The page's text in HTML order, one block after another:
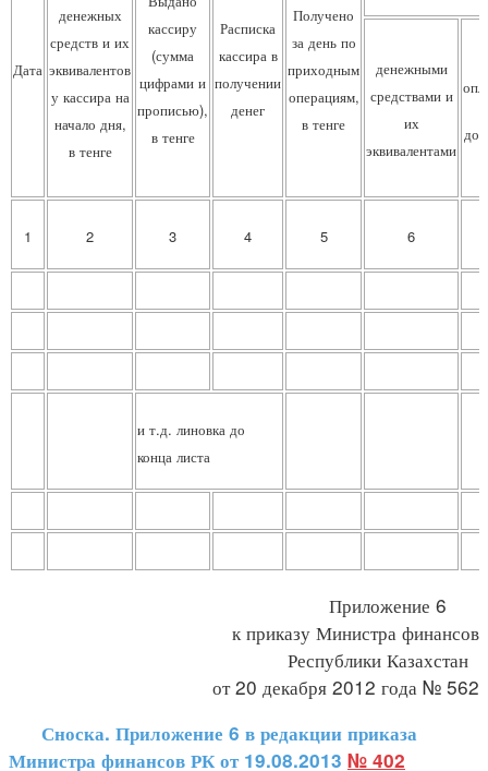
Дата
денежных
средств и их
эквивалентов
у кассира на
начало дня,
в тенге
кассиру
(сумма
цифрами и
прописью),
в тенге
Расписка
кассира в
получении
денег
Получено
за день по
приходным
операциям,
в тенге
денежными
средствами и
их
эквивалентами
1 2 3 4 5 6
и т.д. линовка до
конца листа
Приложение 6
к приказу Министра финансов
Республики Казахстан
от 20 декабря 2012 года № 562
Сноска. Приложение 6 в редакции приказа
Министра финансов РК от 19.08.2013 № 402